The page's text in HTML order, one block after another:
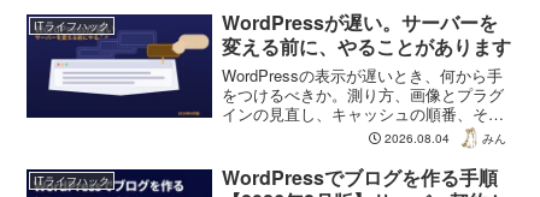
な技術を伝授します。
ITライフハック
WordPressが遅い。サーバーを
変える前に、やることがあります
WordPressの表示が遅いとき、何から手
をつけるべきか。測り方、画像とプラグ
インの見直し、キャッシュの順番、そし
てサーバーを変えるべきか否かの判断基
準を、プラグイン開発者の視点でまとめ
ました。2026年8月時点の情報です。
2026.08.04 みん
ITライフハック
WordPressでブログを作る手順